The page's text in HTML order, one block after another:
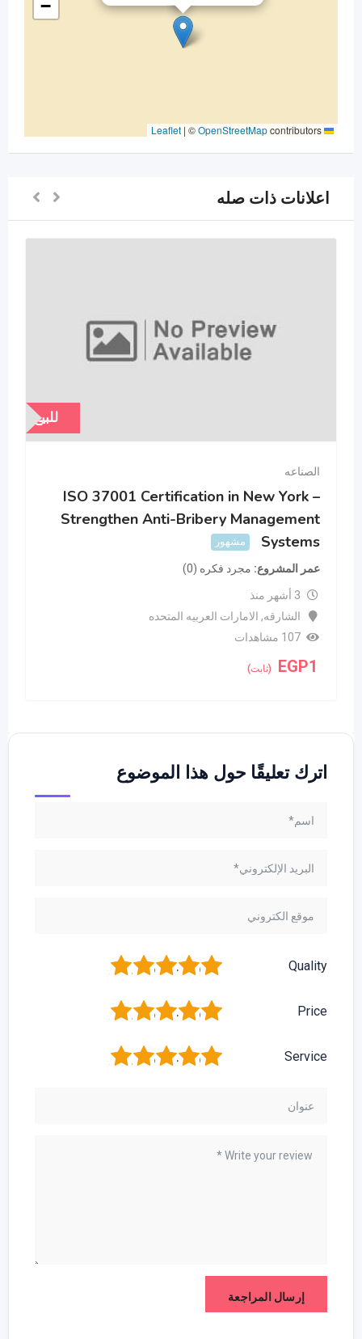
−
| ©OpenStreetMapcontributors
اعلانات ذات صله
الصناعه
ISO 37001 Certification in New York –
Strengthen Anti-Bribery Management
Systems
مشهور
عمر المشروع مجرد فكره (0)
الشارقه,الامارات العربيه المتحده
107 مشاهدات
EGP (ثابت)
اترك تعليقًا حول هذا الموضوع
Quality
5
4
3
2
Price
5
4
3
2
Service
5
4
3
2